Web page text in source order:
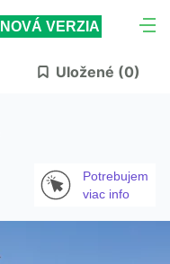
NOVÁ VERZIA
Uložené (0)
Potrebujem
viac info